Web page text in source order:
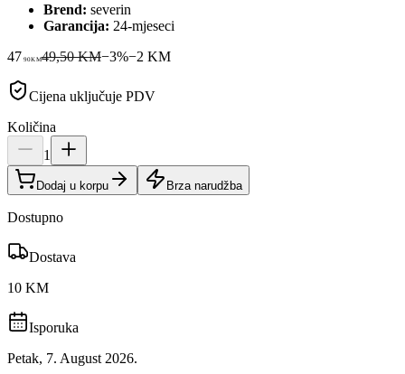
Brend: severin
Garancija: 24-mjeseci
47 90KM49,50 KM−3%−2 KM
Cijena uključuje PDV
Količina
1
Dodaj u korpu Brza narudžba
Dostupno
Dostava
10 KM
Isporuka
Petak, 7. August 2026.